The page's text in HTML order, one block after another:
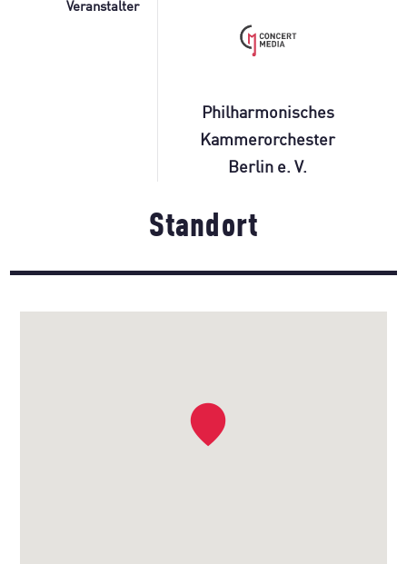
Veranstalter
Philharmonisches
Kammerorchester
Berlin e. V.
Standort